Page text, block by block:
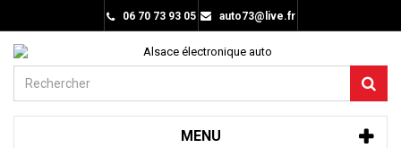
06 70 73 93 05 auto73@live.fr
MENU